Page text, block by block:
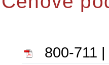
800-711